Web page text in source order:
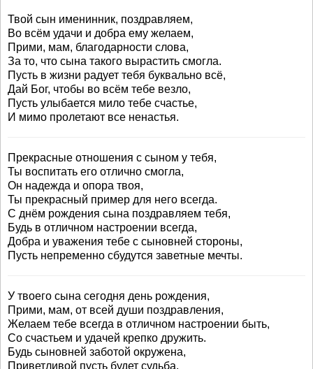
Твой сын именинник, поздравляем,
Во всём удачи и добра ему желаем,
Прими, мам, благодарности слова,
За то, что сына такого вырастить смогла.
Пусть в жизни радует тебя буквально всё,
Дай Бог, чтобы во всём тебе везло,
Пусть улыбается мило тебе счастье,
И мимо пролетают все ненастья.
Прекрасные отношения с сыном у тебя,
Ты воспитать его отлично смогла,
Он надежда и опора твоя,
Ты прекрасный пример для него всегда.
С днём рождения сына поздравляем тебя,
Будь в отличном настроении всегда,
Добра и уважения тебе с сыновней стороны,
Пусть непременно сбудутся заветные мечты.
У твоего сына сегодня день рождения,
Прими, мам, от всей души поздравления,
Желаем тебе всегда в отличном настроении быть,
Со счастьем и удачей крепко дружить.
Будь сыновней заботой окружена,
Приветливой пусть будет судьба,